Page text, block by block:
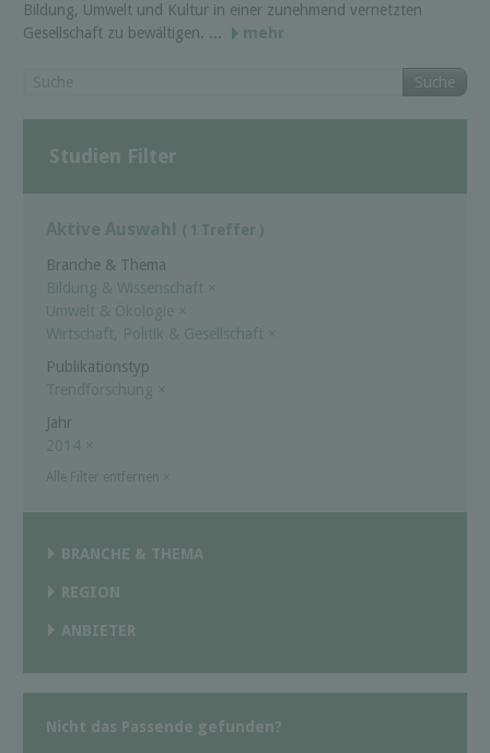
Bildung, Umwelt und Kultur in einer zunehmend vernetzten
Gesellschaft zu bewältigen. ...
mehr
Suche
Studien Filter
Aktive Auswahl ( 1 Treffer )
Branche & Thema
Bildung & Wissenschaft ×
Umwelt & Ökologie ×
Wirtschaft, Politik & Gesellschaft ×
Publikationstyp
Trendforschung ×
Jahr
2014 ×
BRANCHE & THEMA
REGION
ANBIETER
Nicht das Passende gefunden?